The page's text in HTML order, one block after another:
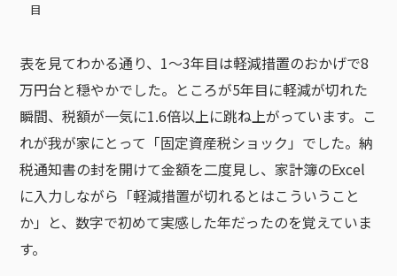
目
表を見てわかる通り、1〜3年目は軽減措置のおかげで8
万円台と穏やかでした。ところが5年目に軽減が切れた
瞬間、税額が一気に1.6倍以上に跳ね上がっています。こ
れが我が家にとって「固定資産税ショック」でした。納
税通知書の封を開けて金額を二度見し、家計簿のExcel
に入力しながら「軽減措置が切れるとはこういうこと
か」と、数字で初めて実感した年だったのを覚えていま
す。